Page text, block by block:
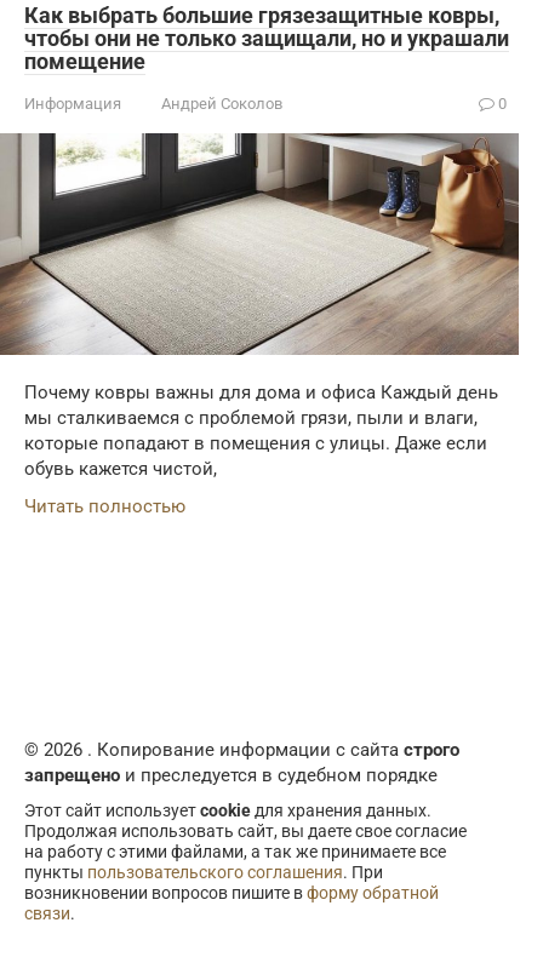
Как выбрать большие грязезащитные ковры,
чтобы они не только защищали, но и украшали
помещение
Информация Андрей Соколов 0
Почему ковры важны для дома и офиса Каждый день
мы сталкиваемся с проблемой грязи, пыли и влаги,
которые попадают в помещения с улицы. Даже если
обувь кажется чистой,
Читать полностью
© 2026 . Копирование информации с сайта строго
запрещено и преследуется в судебном порядке
Этот сайт используетcookieдля хранения данных.
Продолжая использовать сайт, вы даете свое согласие
на работу с этими файлами, а так же принимаете все
пункты пользовательского соглашения. При
возникновении вопросов пишите вформу обратной
связи.